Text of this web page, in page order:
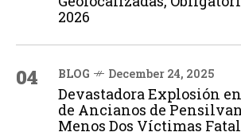
2026
04 BLOG December 24, 2025
Devastadora Explosión
de Ancianos de
Menos Dos Víctimas